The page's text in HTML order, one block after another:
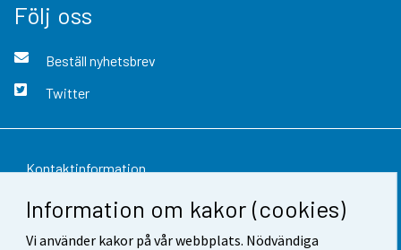
Information om kakor (cookies)
Vi använder kakor på vår webbplats. Nödvändiga
Följ oss
Beställ nyhetsbrev
Twitter
Kontaktinformation
Respons
Användarvillkor